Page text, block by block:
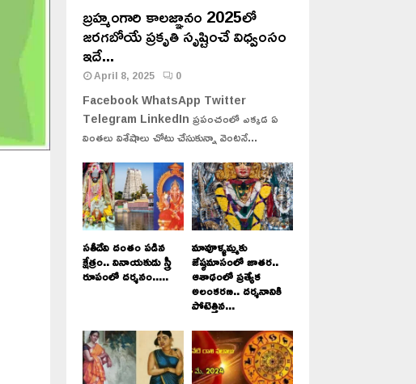
బ్రహ్మంగారి కాలజ్ఞానం 2025లో
జరగబోయే ప్రకృతి సృష్టించే విధ్వంసం
ఇదే...
April 8, 2025 0
Facebook WhatsApp Twitter
Telegram LinkedIn ప్రపంచంలో ఎక్కడ ఏ
వింతలు విశేషాలు చోటు చేసుకున్నా వెంటనే...
సతీదేవి దంతం పడిన
క్షేత్రం.. వినాయకుడు స్త్రీ
రూపంలో దర్శనం.....
మావూళ్ళమ్మకు
జేష్ఠమాసంలో జాతర..
ఆశాఢంలో ప్రత్యేక
అలంకరణ.. దర్శనానికి
పోటెత్తిన...